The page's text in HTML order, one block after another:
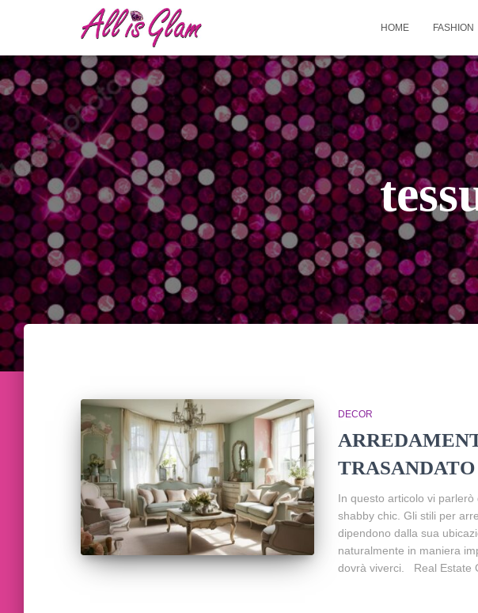
HOME FASHION
DECOR
In questo articolo vi
shabby chic. Gli stili per
dipendono dalla sua
naturalmente in maniera
dovrà viverci. Real Estate